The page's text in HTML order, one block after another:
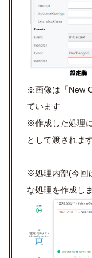
※画像は「New
ています
※作成した処理
として渡されま
※処理内部(今回
な処理を作成し